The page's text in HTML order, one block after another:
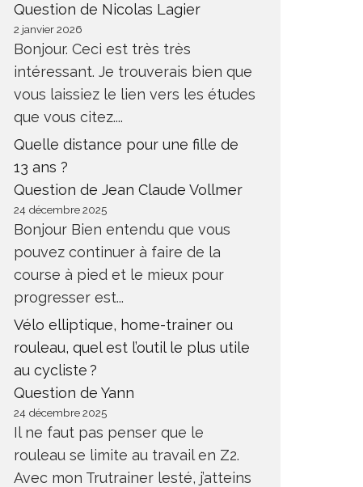
REPRISE ENTRAINEMENT APRÈS
Question de Nicolas Lagier
2 janvier 2026
Bonjour. Ceci est très très
intéressant. Je trouverais bien que
vous laissiez le lien vers les études
que vous citez....
Quelle distance pour une fille de
13 ans ?
Question de Jean Claude Vollmer
24 décembre 2025
Bonjour Bien entendu que vous
pouvez continuer à faire de la
course à pied et le mieux pour
progresser est...
Vélo elliptique, home-trainer ou
rouleau, quel est l’outil le plus utile
au cycliste ?
Question de Yann
24 décembre 2025
Il ne faut pas penser que le
rouleau se limite au travail en Z2.
Avec mon Trutrainer lesté, j’atteins